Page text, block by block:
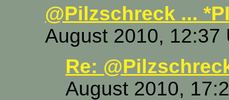
@Pilzschreck ...
August 2010, 12:37
Re:
August 2010,